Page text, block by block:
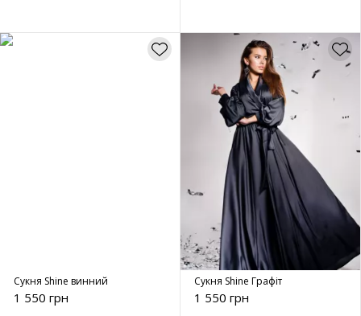
Сукня Shine винний
1 550 грн
Сукня Shine Графіт
1 550 грн